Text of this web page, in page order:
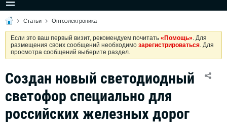
Статьи Оптоэлектроника
Если это ваш первый визит, рекомендуем почитать «Помощь». Для
размещения своих сообщений необходимо зарегистрироваться. Для
просмотра сообщений выберите раздел.
Создан новый светодиодный
светофор специально для
российских железных дорог